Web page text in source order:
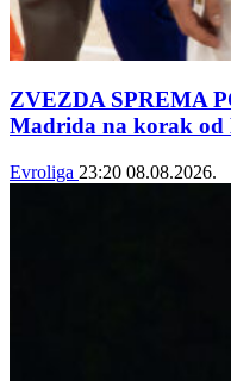
ZVEZDA SPREMA
Madrida na korak od
Evroliga 23:20 08.08.2026.